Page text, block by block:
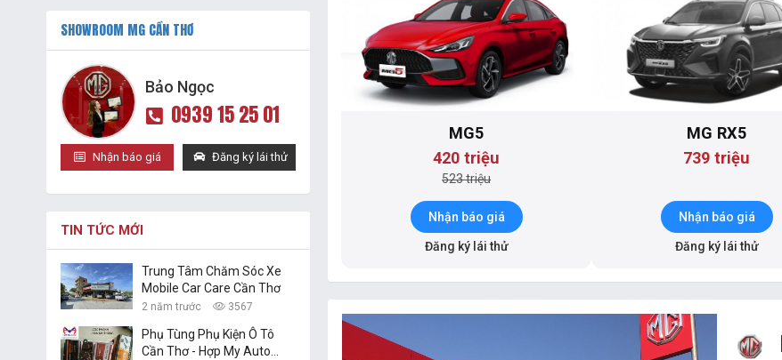
SHOWROOM MG CẦN THƠ
Bảo Ngọc
0939 15 25 01
Nhận báo giá Đăng ký lái thử
TIN TỨC MỚI
Trung Tâm Chăm Sóc Xe
Mobile Car Care Cần Thơ
2 năm trước 3567
Phụ Tùng Phụ Kiện Ô Tô
Cần Thơ - Hợp My Auto
MG5
420 triệu
523 triệu
Nhận báo giá
Đăng ký lái thử
MG RX5
739 triệu
Nhận báo giá
Đăng ký lái thử